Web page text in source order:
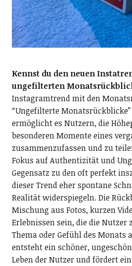
Kennst du den neuen
ungefilterten
Instagramtrend mit den
“Ungefilterte
ermöglicht es Nutzern, die
besonderen Momente eines
zusammenzufassen und zu
Fokus auf Authentizität und
Gegensatz zu den oft perfekt
dieser Trend eher spontane
Realität widerspiegeln. Die
Mischung aus Fotos, kurzen
Erlebnissen sein, die die Nutzer
Thema oder Gefühl des Monats
entsteht ein schöner,
Leben der Nutzer und fördert